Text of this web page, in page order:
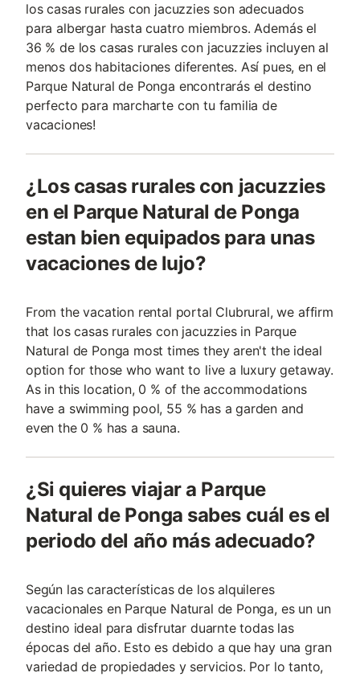
los casas rurales con jacuzzies son adecuados
para albergar hasta cuatro miembros. Además el
36 % de los casas rurales con jacuzzies incluyen al
menos dos habitaciones diferentes. Así pues, en el
Parque Natural de Ponga encontrarás el destino
perfecto para marcharte con tu familia de
vacaciones!
¿Los casas rurales con jacuzzies
en el Parque Natural de Ponga
estan bien equipados para unas
vacaciones de lujo?
From the vacation rental portal Clubrural, we affirm
that los casas rurales con jacuzzies in Parque
Natural de Ponga most times they aren't the ideal
option for those who want to live a luxury getaway.
As in this location, 0 % of the accommodations
have a swimming pool, 55 % has a garden and
even the 0 % has a sauna.
¿Si quieres viajar a Parque
Natural de Ponga sabes cuál es el
periodo del año más adecuado?
Según las características de los alquileres
vacacionales en Parque Natural de Ponga, es un un
destino ideal para disfrutar duarnte todas las
épocas del año. Esto es debido a que hay una gran
variedad de propiedades y servicios. Por lo tanto,